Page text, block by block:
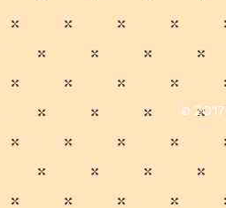
© 2017